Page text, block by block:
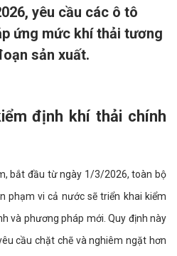
yêu cầu các ô tô
ứng mức khí thải tương
sản xuất.
định khí thải chính
bắt đầu từ ngày 1/3/2026, toàn bộ
phạm vi cả nước sẽ triển khai kiểm
và phương pháp mới. Quy định này
cầu chặt chẽ và nghiêm ngặt hơn